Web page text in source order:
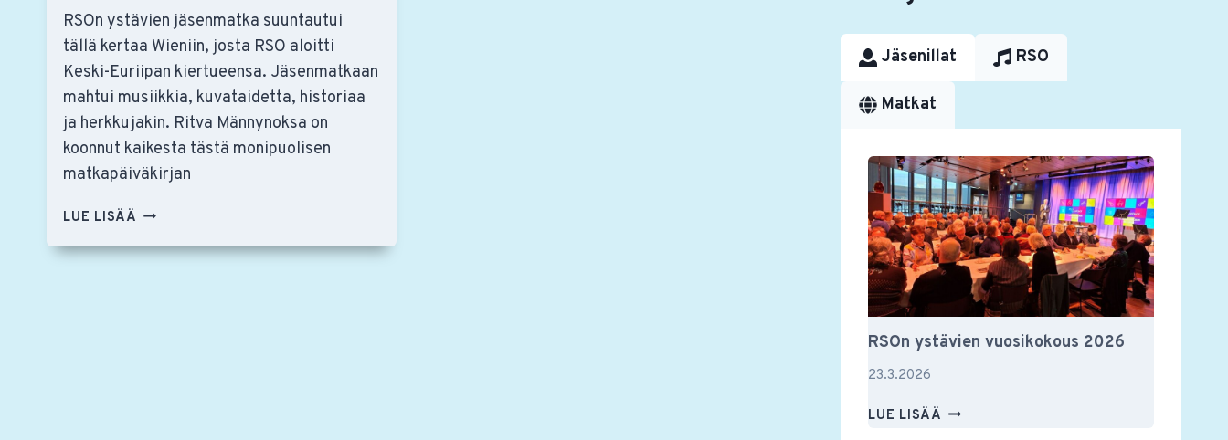
RSOn ystävien jäsenmatka suuntautui
tällä kertaa Wieniin, josta RSO aloitti
Keski-Euriipan kiertueensa. Jäsenmatkaan
mahtui musiikkia, kuvataidetta, historiaa
ja herkkujakin. Ritva Männynoksa on
koonnut kaikesta tästä monipuolisen
matkapäiväkirjan
LUE LISÄÄ RSON
JÄSENMATKA
Jäsenillat RSO
Matkat
RSOn ystävien vuosikokous 2026
23.3.2026
LUE LISÄÄ RSON